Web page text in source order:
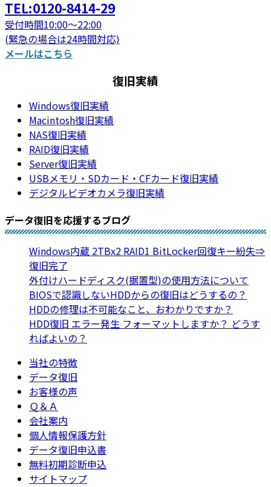
TEL:0120-8414-29
受付時間10:00～22:00
(緊急の場合は24時間対応)
メールはこちら
復旧実績
Windows復旧実績
Macintosh復旧実績
NAS復旧実績
RAID復旧実績
Server復旧実績
USBメモリ・SDカード・CFカード復旧実績
デジタルビデオカメラ復旧実績
データ復旧を応援するブログ
Windows内蔵 2TBx2 RAID1 BitLocker回復キー紛失⇒
復旧完了
外付けハードディスク(据置型)の使用方法について
BIOSで認識しないHDDからの復旧はどうするの？
HDDの修理は不可能なこと、おわかりですか？
HDD復旧 エラー発生 フォーマットしますか？ どうす
ればよいの？
当社の特徴
データ復旧
お客様の声
Ｑ＆Ａ
会社案内
個人情報保護方針
データ復旧申込書
無料初期診断申込
サイトマップ